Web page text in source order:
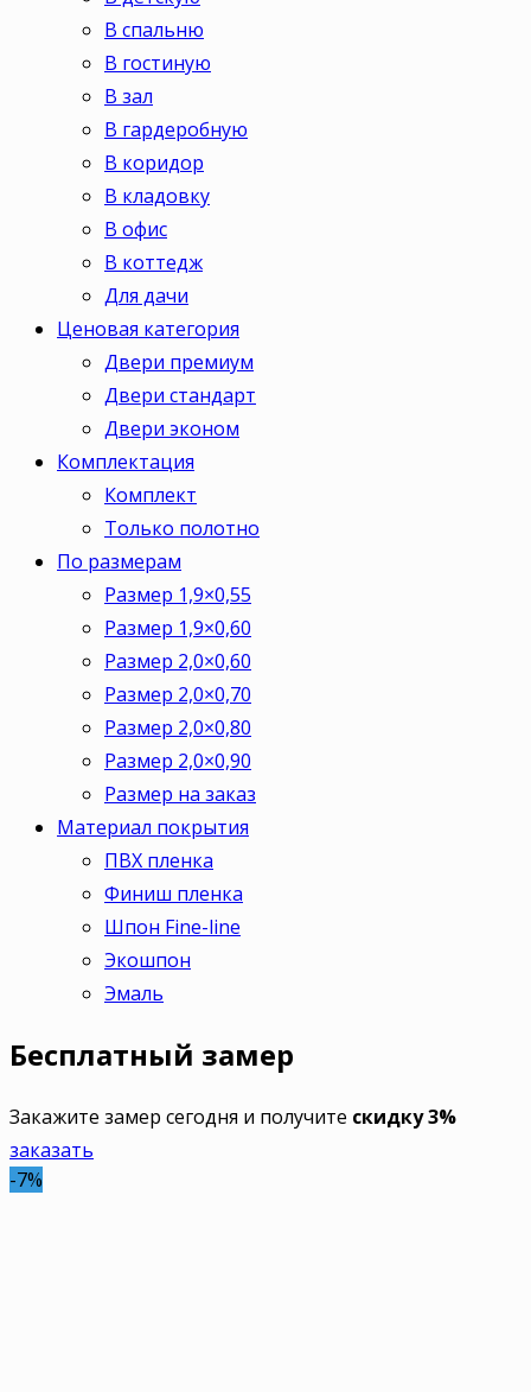
В спальню
В гостиную
В зал
В гардеробную
В коридор
В кладовку
В офис
В коттедж
Для дачи
Ценовая категория
Двери премиум
Двери стандарт
Двери эконом
Комплектация
Комплект
Только полотно
По размерам
Размер 1,9×0,55
Размер 1,9×0,60
Размер 2,0×0,60
Размер 2,0×0,70
Размер 2,0×0,80
Размер 2,0×0,90
Размер на заказ
Материал покрытия
ПВХ пленка
Финиш пленка
Шпон Fine-line
Экошпон
Эмаль
Бесплатный замер
Закажите замер сегодня и получите скидку 3%
заказать
-7%